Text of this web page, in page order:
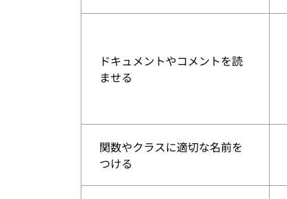
ドキュメントやコメントを読
ませる
関数やクラスに適切な名前を
つける